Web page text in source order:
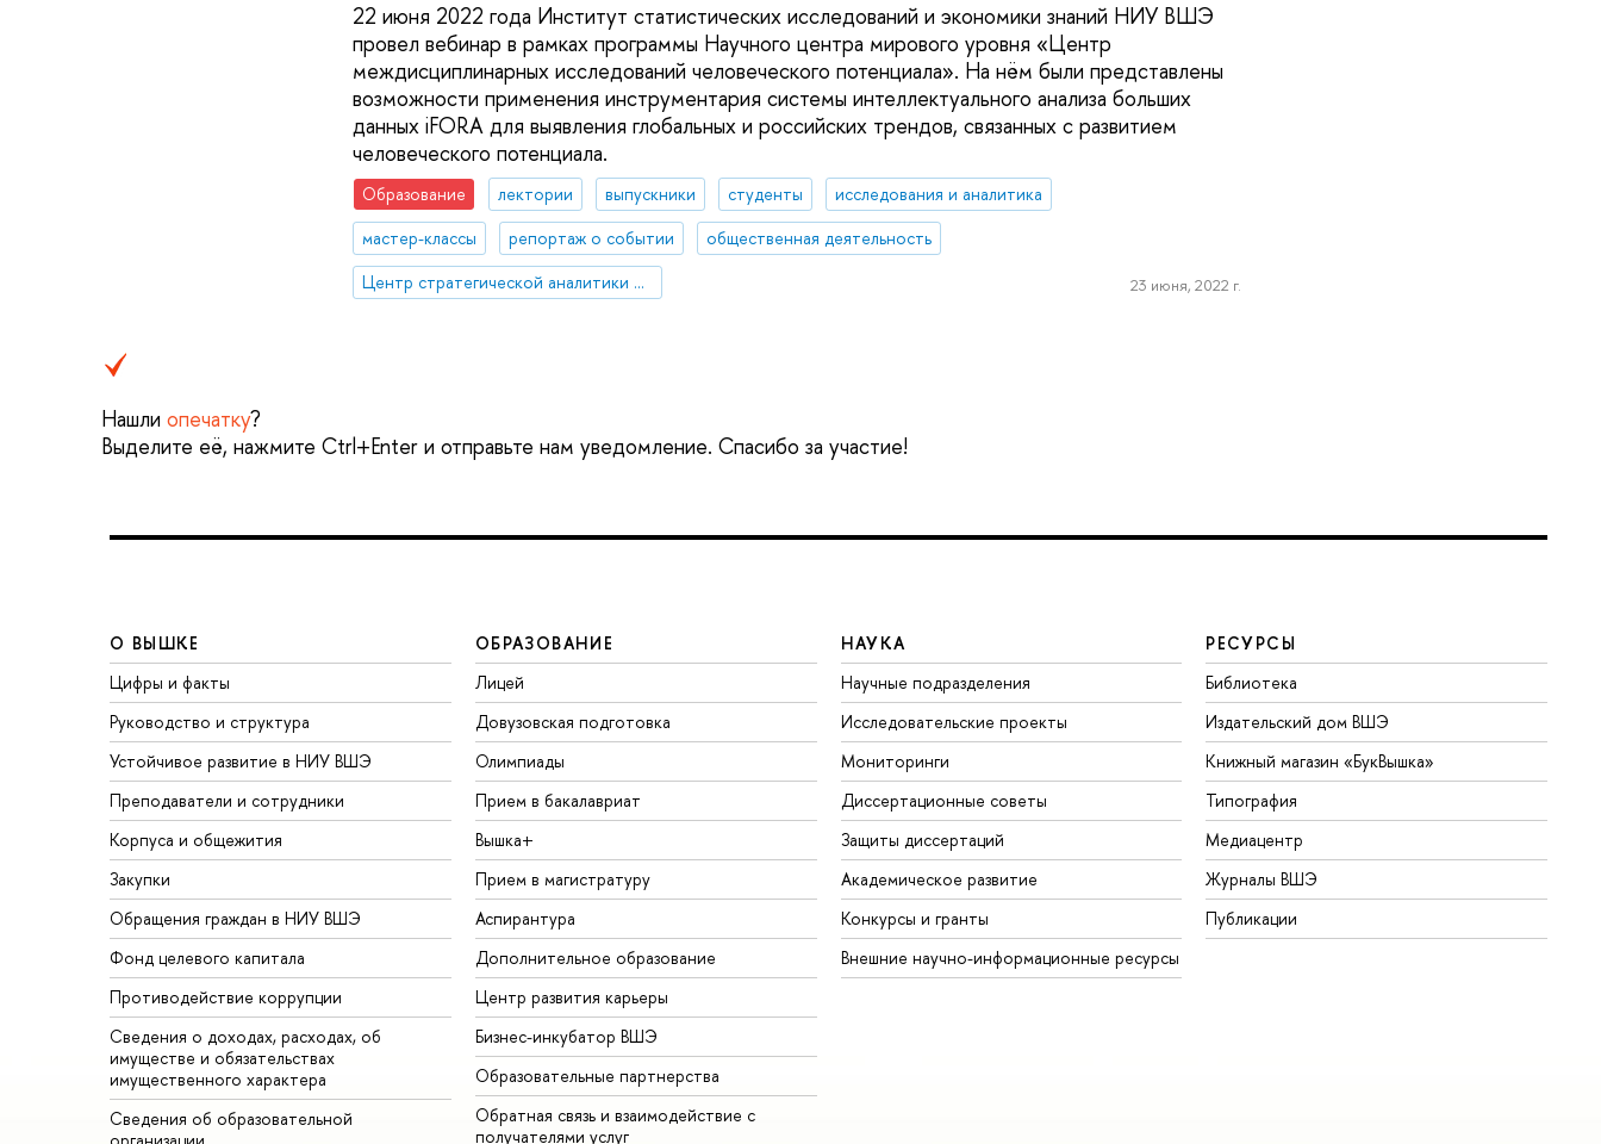
22 июня 2022 года Институт статистических исследований и экономики знаний НИУ ВШЭ
провел вебинар в рамках программы Научного центра мирового уровня «Центр
междисциплинарных исследований человеческого потенциала». На нём были представлены
возможности применения инструментария системы интеллектуального анализа больших
данных iFORA для выявления глобальных и российских трендов, связанных с развитием
человеческого потенциала.
Образование лектории выпускники студенты
исследования и аналитика
мастер-классы
репортаж о событии
общественная деятельность
Центр стратегической аналитики и больших данных
23 июня, 2022 г.
Нашли опечатку?
Выделите её, нажмите Ctrl+Enter и отправьте нам уведомление. Спасибо за участие!
О ВЫШКЕ
Цифры и факты
Руководство и структура
Устойчивое развитие в НИУ ВШЭ
Преподаватели и сотрудники
Корпуса и общежития
Закупки
Обращения граждан в НИУ ВШЭ
Фонд целевого капитала
Противодействие коррупции
Сведения о доходах, расходах, об
имуществе и обязательствах
имущественного характера
Сведения об образовательной
ОБРАЗОВАНИЕ
Лицей
Довузовская подготовка
Олимпиады
Прием в бакалавриат
Вышка+
Прием в магистратуру
Аспирантура
Дополнительное образование
Центр развития карьеры
Бизнес-инкубатор ВШЭ
Образовательные партнерства
Обратная связь и взаимодействие с
получателями услуг
НАУКА
Научные подразделения
Исследовательские проекты
Мониторинги
Диссертационные советы
Защиты диссертаций
Академическое развитие
Конкурсы и гранты
Внешние научно-информационные ресурсы
РЕСУРСЫ
Библиотека
Издательский дом ВШЭ
Книжный магазин «БукВышка»
Типография
Медиацентр
Журналы ВШЭ
Публикации